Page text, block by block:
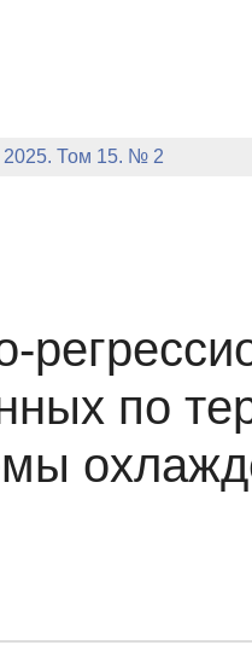
2025. Том 15. № 2
по